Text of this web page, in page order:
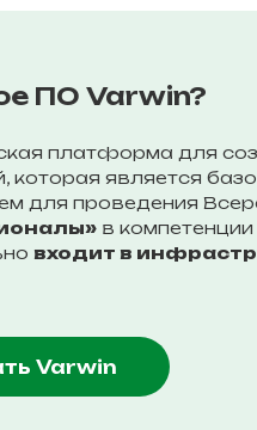
ПО Varwin?
платформа для
которая является
для проведения
в компетенции
входит в
Varwin